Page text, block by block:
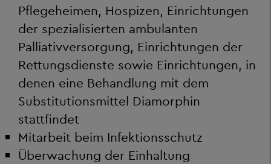
Pflegeheimen, Hospizen, Einrichtungen
der spezialisierten ambulanten
Palliativversorgung, Einrichtungen der
Rettungsdienste sowie Einrichtungen, in
denen eine Behandlung mit dem
Substitutionsmittel Diamorphin
stattfindet
Mitarbeit beim Infektionsschutz
Überwachung der Einhaltung